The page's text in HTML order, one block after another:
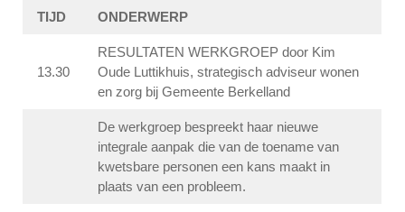
TIJD ONDERWERP
13.30
RESULTATEN WERKGROEP door Kim
Oude Luttikhuis, strategisch adviseur wonen
en zorg bij Gemeente Berkelland
De werkgroep bespreekt haar nieuwe
integrale aanpak die van de toename van
kwetsbare personen een kans maakt in
plaats van een probleem.